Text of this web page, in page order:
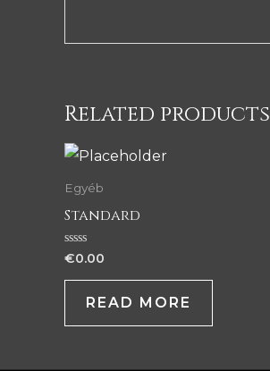
Related products
Egyéb
Standard
Rated
0
out
€0.00
READ MORE